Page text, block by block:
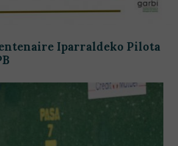
Iparraldeko Pilota